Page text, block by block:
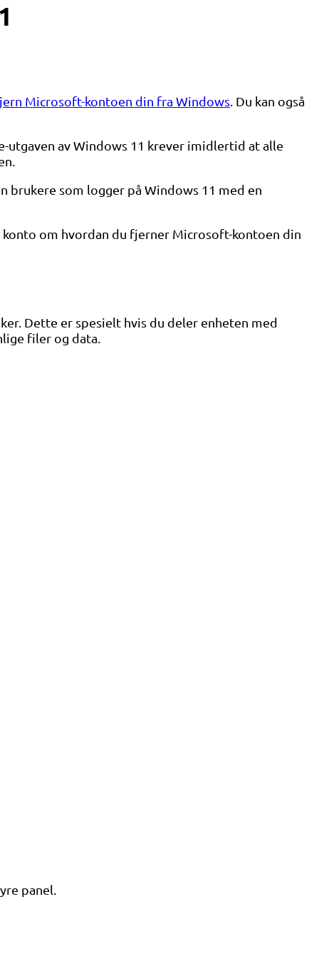
Microsoft-kontoen din fra Windows. Du kan også
utgaven av Windows 11 krever imidlertid at alle
brukere som logger på Windows 11 med en
om hvordan du fjerner Microsoft-kontoen din
Dette er spesielt hvis du deler enheten med
filer og data.
panel.